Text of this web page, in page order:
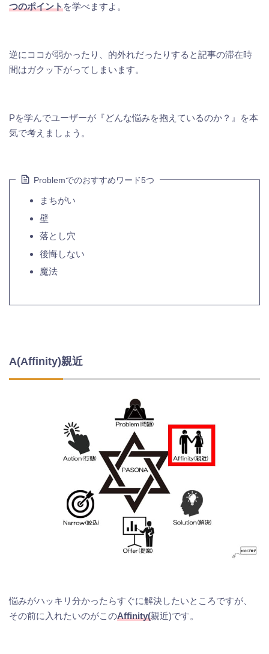
つのポイントを学べますよ。
逆にココが弱かったり、的外れだったりすると記事の滞在時
間はガクッ下がってしまいます。
Pを学んでユーザーが『どんな悩みを抱えているのか？』を本
気で考えましょう。
Problemでのおすすめワード5つ
まちがい
壁
落とし穴
後悔しない
魔法
A(Affinity)親近
悩みがハッキリ分かったらすぐに解決したいところですが、
その前に入れたいのがこのAffinity(親近)です。